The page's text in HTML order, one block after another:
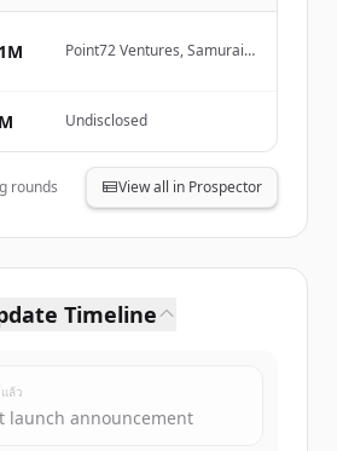
Free Account
Point72 Ventures, Samurai
Undisclosed
rounds View all in Prospector
Timeline
ล้ว
launch announcement